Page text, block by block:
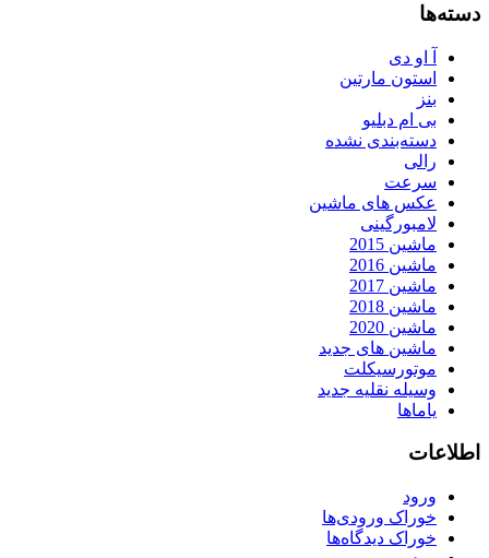
دسته‌ها
آ او دی
استون مارتین
بنز
بی ام دبلیو
دسته‌بندی نشده
رالی
سرعت
عکس های ماشین
لامبورگینی
ماشین 2015
ماشین 2016
ماشین 2017
ماشین 2018
ماشین 2020
ماشین های جدید
موتورسیکلت
وسیله نقلیه جدید
یاماها
اطلاعات
ورود
خوراک ورودی‌ها
خوراک دیدگاه‌ها